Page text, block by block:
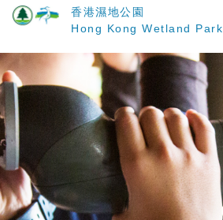
要
內
容
香港濕地公園
Hong Kong Wetland Park